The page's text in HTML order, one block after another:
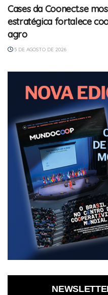
Cases da Coonect.se
estratégica fortalece
agro
5 DE AGOSTO DE 2026